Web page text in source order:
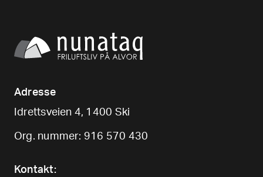
Adresse
Idrettsveien 4, 1400 Ski
Org. nummer: 916 570 430
Kontakt: